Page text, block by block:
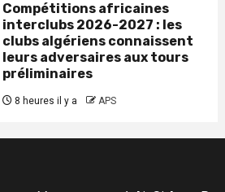
Compétitions africaines
interclubs 2026-2027 : les
clubs algériens connaissent
leurs adversaires aux tours
préliminaires
8 heures il y a APS